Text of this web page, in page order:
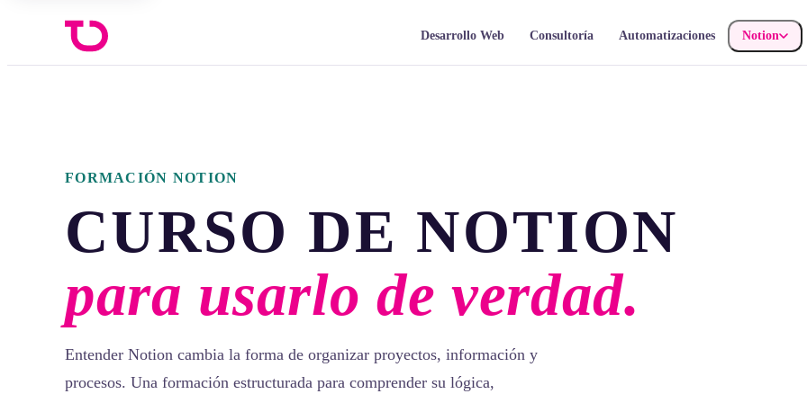
Desarrollo Web Consultoría Automatizaciones Notion
FORMACIÓN NOTION
CURSO DE NOTION
para usarlo de verdad.
Entender Notion cambia la forma de organizar proyectos, información y
procesos. Una formación estructurada para comprender su lógica,